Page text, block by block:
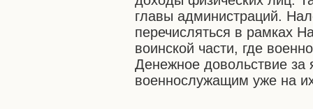
главы администраций.
перечисляться в рамках
воинской части, где
Денежное довольствие за
военнослужащим уже на